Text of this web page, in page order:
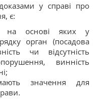
у справі про
є:
на основі яких у
орган (посадова
чи відсутність
винність
значення для